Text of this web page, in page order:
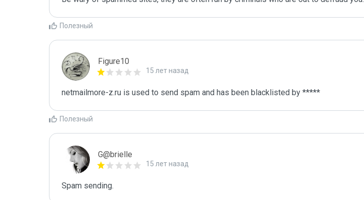
Полезный
Figure10
15 лет назад
netmailmore-z.ru is used to send spam and has been blacklisted by *****
Полезный
G@brielle
15 лет назад
Spam sending.